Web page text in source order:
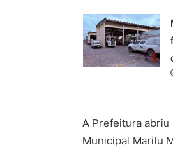
A Prefeitura
Municipal Marilu